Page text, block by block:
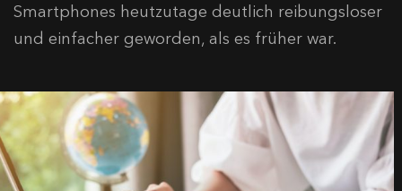
Smartphones heutzutage deutlich reibungsloser
und einfacher geworden, als es früher war.